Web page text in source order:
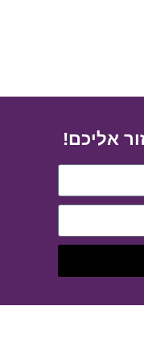
אליכם!